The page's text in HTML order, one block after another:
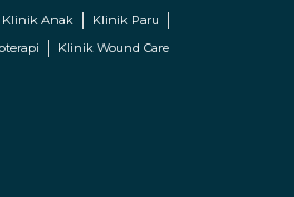
Klinik Anak
Klinik Paru
Klinik Wound Care